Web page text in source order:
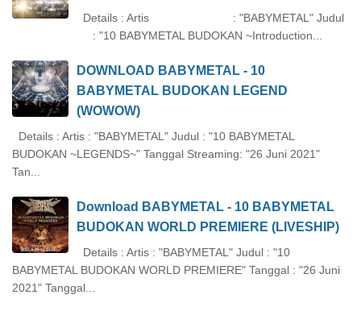
Details : Artis : "BABYMETAL" Judul
: "10 BABYMETAL BUDOKAN ~Introduction...
DOWNLOAD BABYMETAL - 10
BABYMETAL BUDOKAN LEGEND
(WOWOW)
Details : Artis : "BABYMETAL" Judul : "10 BABYMETAL
BUDOKAN ~LEGENDS~" Tanggal Streaming: "26 Juni 2021"
Tan...
Download BABYMETAL - 10 BABYMETAL
BUDOKAN WORLD PREMIERE (LIVESHIP)
Details : Artis : "BABYMETAL" Judul : "10
BABYMETAL BUDOKAN WORLD PREMIERE" Tanggal : "26 Juni
2021" Tanggal...